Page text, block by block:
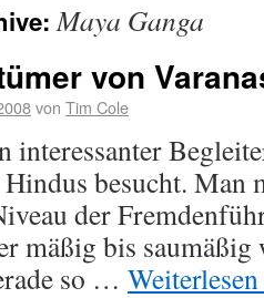
Maya Ganga
von
von Tim Cole
interessanter
besucht. Man
der
mäßig bis
so … Weiterlesen